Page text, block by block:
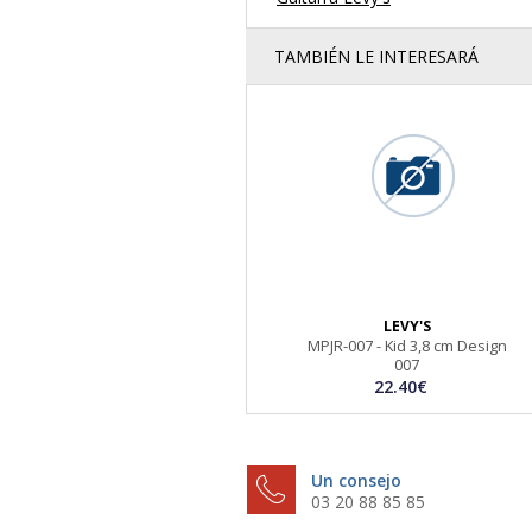
TAMBIÉN LE INTERESARÁ
LEVY'S
MPJR-007 - Kid 3,8 cm Design
007
22.40€
Un consejo
03 20 88 85 85